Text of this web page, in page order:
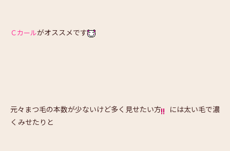
Ｃカールがオススメです
元々まつ毛の本数が少ないけど多く見せたい方
には太い毛で濃
くみせたりと